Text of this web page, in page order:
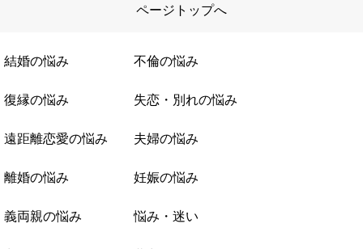
ページトップへ
結婚の悩み 不倫の悩み
復縁の悩み 失恋・別れの悩み
遠距離恋愛の悩み 夫婦の悩み
離婚の悩み 妊娠の悩み
義両親の悩み 悩み・迷い